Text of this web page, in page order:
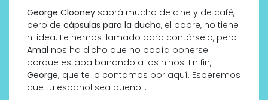
George Clooney sabrá mucho de cine y de café,
pero de cápsulas para la ducha, el pobre, no tiene
ni idea. Le hemos llamado para contárselo, pero
Amal nos ha dicho que no podía ponerse
porque estaba bañando a los niños. En fin,
George, que te lo contamos por aquí. Esperemos
que tu español sea bueno…